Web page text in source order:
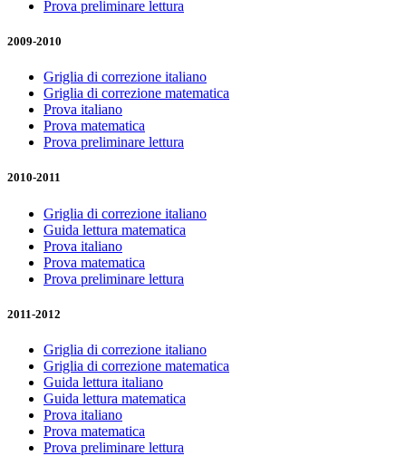
Prova preliminare lettura
2009-2010
Griglia di correzione italiano
Griglia di correzione matematica
Prova italiano
Prova matematica
Prova preliminare lettura
2010-2011
Griglia di correzione italiano
Guida lettura matematica
Prova italiano
Prova matematica
Prova preliminare lettura
2011-2012
Griglia di correzione italiano
Griglia di correzione matematica
Guida lettura italiano
Guida lettura matematica
Prova italiano
Prova matematica
Prova preliminare lettura